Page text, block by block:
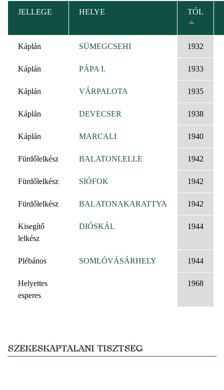
JELLEGE HELYE
TÓL
Káplán
SÜMEGCSEHI 1932
Káplán PÁPA I. 1933
Káplán VÁRPALOTA 1935
Káplán DEVECSER 1938
Káplán MARCALI 1940
Fürdőlelkész BALATONLELLE 1942
Fürdőlelkész SIÓFOK 1942
Fürdőlelkész BALATONAKARATTYA 1942
Kisegítő
lelkész
DIÓSKÁL 1944
Plébános SOMLÓVÁSÁRHELY 1944
Helyettes
esperes
1968
SZÉKESKÁPTALANI TISZTSÉG